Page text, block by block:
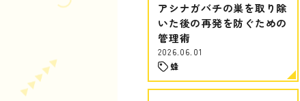
アシナガバチの巣を取り除
いた後の再発を防ぐための
管理術
2026.06.01
蜂